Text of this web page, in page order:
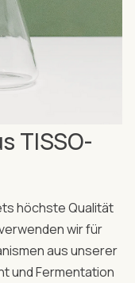
TISSO-
höchste Qualität
wir für
aus unserer
und Fermentation